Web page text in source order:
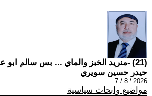
(21) -منريد الخبز والماي ... بس سالم ابو عداي-
حيدر حسين سويري
2026 / 8 / 7
مواضيع وابحاث سياسية